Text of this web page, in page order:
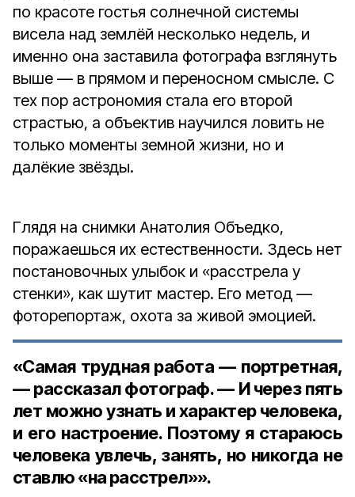
по красоте гостья солнечной системы
висела над землёй несколько недель, и
именно она заставила фотографа взглянуть
выше — в прямом и переносном смысле. С
тех пор астрономия стала его второй
страстью, а объектив научился ловить не
только моменты земной жизни, но и
далёкие звёзды.
Глядя на снимки Анатолия Объедко,
поражаешься их естественности. Здесь нет
постановочных улыбок и «расстрела у
стенки», как шутит мастер. Его метод —
фоторепортаж, охота за живой эмоцией.
«Самая трудная работа — портретная,
— рассказал фотограф. — И через пять
лет можно узнать и характер человека,
и его настроение. Поэтому я стараюсь
человека увлечь, занять, но никогда не
ставлю «на расстрел»».